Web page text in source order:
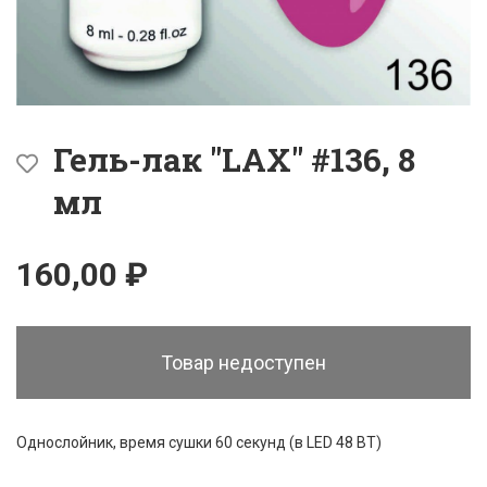
Гель-лак "LAX" #136, 8
мл
160,00 ₽
Товар недоступен
Однослойник, время сушки 60 секунд (в LED 48 ВТ)